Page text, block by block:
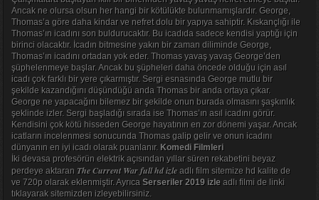
Ancak ne olursa olsun her hangi bir kötülükte bulunmamışlardır. George,
Thomas’a göre daha kindar ve nefret dolu bir yapıya sahiptir. Kıskançlığı ile
Thomas’ın icadını son buldurucaktır. Bu icadıda sadece kendisi yaptığı için
birinci olacaktır. İcadın bitmesine yakın bir zaman diliminde George,
Thomas’ın icadını ortadan yok eder. Thomas yavaş yavaş George’den
şüphelenmeye başlar. Ancak bu şüpheleri daha öncede olduğu için asıl
icadı çok farklı bir yere çıkarmıştır. Sergi esnasında George mutlu bir
şekilde kazandığını düşündüğü anda Thomas bir anda ortaya çıkar.
George ne yapacağını bilemez bir şekilde onun burada olmasını şaşkınlık
şeklinde izler. Sergi başladığı sırada ise Thomas’ın asıl icadını görür.
Kendisini çok kötü hisseden George hayatının en zor dönemi yaşar. Ancak
icatların incelenmesi sonucunda Thomas galip gelir ve onun icadını
dünyanın en iyi icadı olarak puanlanır. Komedi Filmleri
İki devasa profesörün elektrik açısından yıllar süren rekabetini beyaz
perdeye aktaran The Current War full hd izleadlı film sitemize hd kalite de
ve 720p olarak eklenmiştir. Ayrıca Serseriler 2019 izleadlı filmi de linki
tıklayarak sitemizden izleyebilirsiniz.